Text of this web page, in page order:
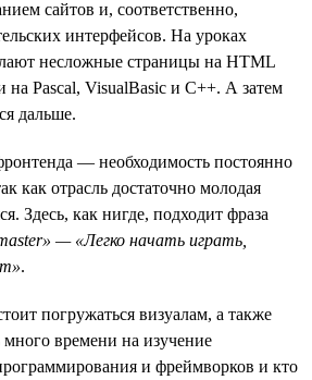
сайтов и, соответственно,
интерфейсов. На уроках
несложные страницы на HTML
на Pascal, VisualBasic и C++. А затем
дальше.
— необходимость постоянно
как отрасль достаточно молодая
Здесь, как нигде, подходит фраза
— «Легко начать играть,
.
погружаться визуалам, а также
много времени на изучение
и фреймворков и кто